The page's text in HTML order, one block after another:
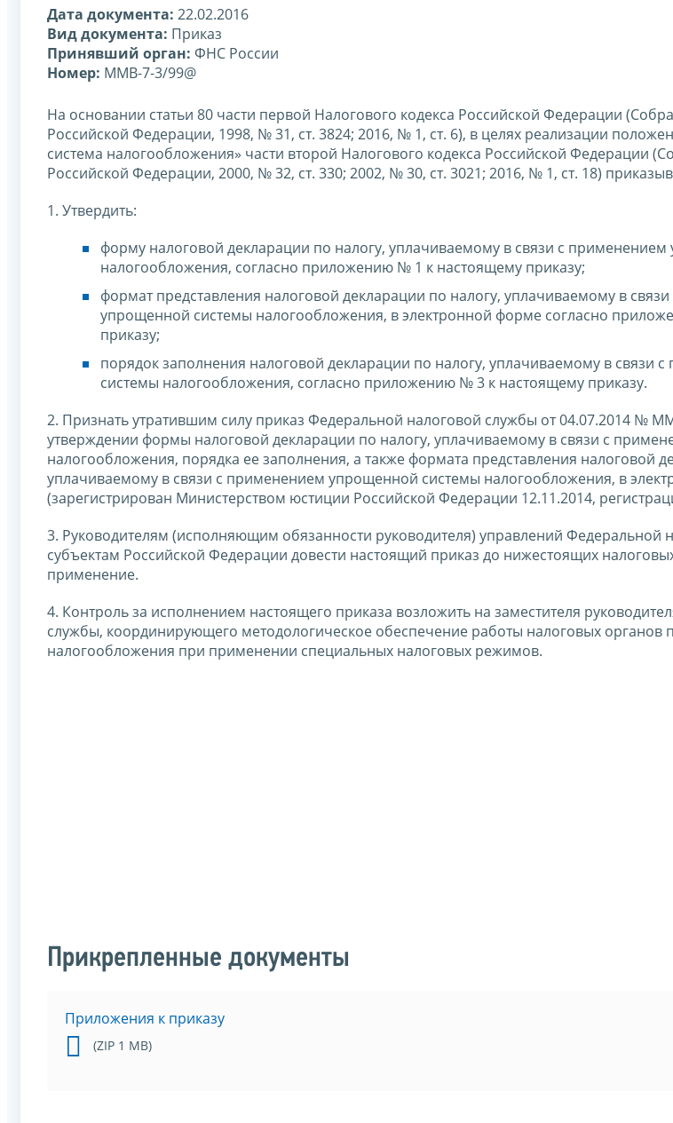
Дата документа: 22.02.2016
Вид документа: Приказ
Принявший орган: ФНС России
Номер: ММВ-7-3/99@
На основании статьи 80 части первой Налогового кодекса Российской Федерации
Российской Федерации, 1998, № 31, ст. 3824; 2016, № 1, ст. 6), в целях реализации
система налогообложения» части второй Налогового кодекса Российской Федерации
Российской Федерации, 2000, № 32, ст. 330; 2002, № 30, ст. 3021; 2016, № 1, ст. 18)
1. Утвердить:
форму налоговой декларации по налогу, уплачиваемому в связи с
налогообложения, согласно приложению № 1 к настоящему приказу;
формат представления налоговой декларации по налогу, уплачиваемому в
упрощенной системы налогообложения, в электронной форме согласно
приказу;
порядок заполнения налоговой декларации по налогу, уплачиваемому в связи
системы налогообложения, согласно приложению № 3 к настоящему приказу.
2. Признать утратившим силу приказ Федеральной налоговой службы от 04.07.2014 №
утверждении формы налоговой декларации по налогу, уплачиваемому в связи с
налогообложения, порядка ее заполнения, а также формата представления налоговой
уплачиваемому в связи с применением упрощенной системы налогообложения, в
(зарегистрирован Министерством юстиции Российской Федерации 12.11.2014,
3. Руководителям (исполняющим обязанности руководителя) управлений Федеральной
субъектам Российской Федерации довести настоящий приказ до нижестоящих
применение.
4. Контроль за исполнением настоящего приказа возложить на заместителя
службы, координирующего методологическое обеспечение работы налоговых органов
налогообложения при применении специальных налоговых режимов.
Прикрепленные документы
Приложения к приказу
(ZIP 1 MB)